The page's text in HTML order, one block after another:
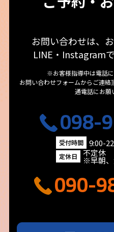
お問い合わせは、
LINE・Instagram
※お客様指導中は電話に
お問い合わせフォームからご連
通電話にお願
098-
受付時間 9:00-
定休日 不定休
※早朝
090-